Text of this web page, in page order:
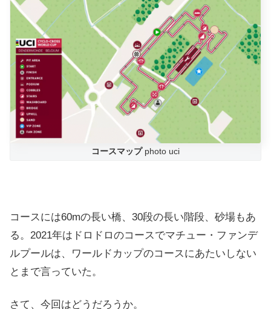
コースマップphoto uci
コースには60mの長い橋、30段の長い階段、砂場もあ
る。2021年はドロドロのコースでマチュー・ファンデ
ルプールは、ワールドカップのコースにあたいしない
とまで言っていた。
さて、今回はどうだろうか。